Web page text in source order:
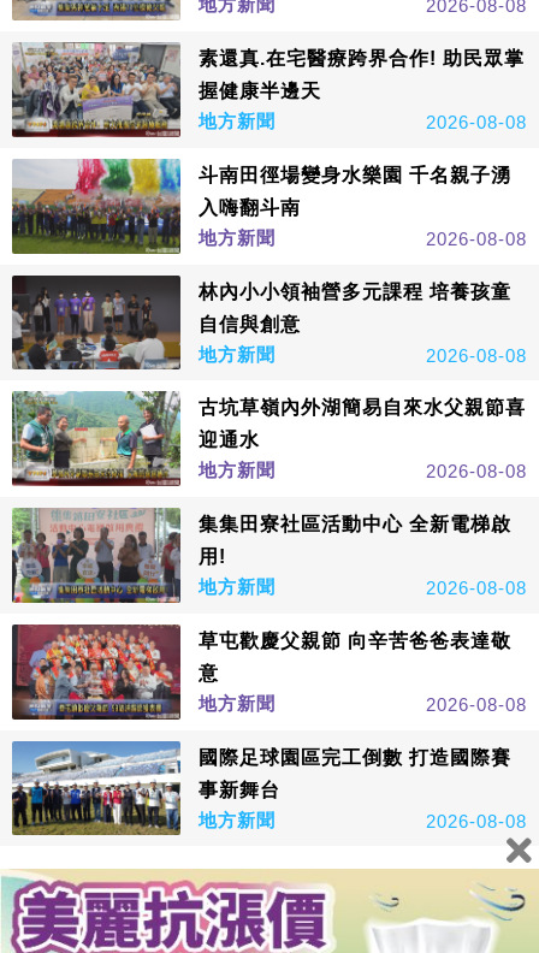
地方新聞
2026-08-08
素還真.在宅醫療跨界合作! 助民眾掌
握健康半邊天
地方新聞
2026-08-08
斗南田徑場變身水樂園 千名親子湧
入嗨翻斗南
地方新聞
2026-08-08
林內小小領袖營多元課程 培養孩童
自信與創意
地方新聞
2026-08-08
古坑草嶺內外湖簡易自來水父親節喜
迎通水
地方新聞
2026-08-08
集集田寮社區活動中心 全新電梯啟
用!
地方新聞
2026-08-08
草屯歡慶父親節 向辛苦爸爸表達敬
意
地方新聞
2026-08-08
國際足球園區完工倒數 打造國際賽
事新舞台
地方新聞
2026-08-08
看更多